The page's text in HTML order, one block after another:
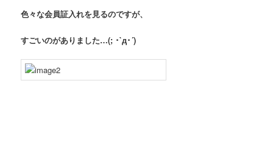
色々な会員証入れを見るのですが、
すごいのがありました…(; ･`д･´)